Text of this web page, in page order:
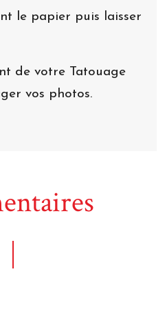
le papier puis laisser
de votre Tatouage
vos photos.